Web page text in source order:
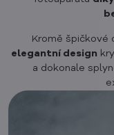
Kromě špičkové
elegantní design
a dokonale